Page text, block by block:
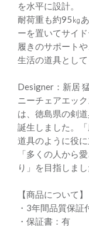
を水平に設計。
耐荷重も約95㎏
ーを置いてサイ
履きのサポート
生活の道具として
Designer：新居
ニーチェアエッ
は、徳島県の剣
誕生しました。
道具のように役
「多くの人から
り」を目指しまし
【商品について】
・3年間品質保証
・保証書：有